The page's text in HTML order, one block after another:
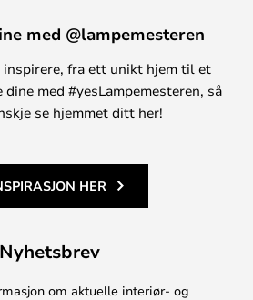
med @lampemesteren
inspirere, fra ett unikt hjem til et
dine med #yesLampemesteren, så
se hjemmet ditt her!
HER
Nyhetsbrev
om aktuelle interiør- og